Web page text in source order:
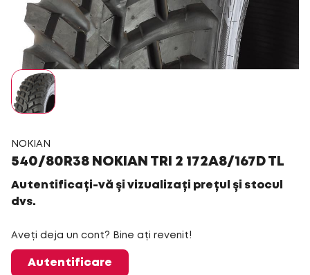
NOKIAN
540/80R38 NOKIAN TRI 2 172A8/167D TL
Autentificați-vă și vizualizați prețul și stocul
dvs.
Aveți deja un cont? Bine ați revenit!
Autentificare